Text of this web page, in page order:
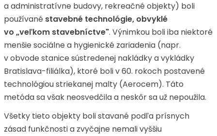
a administratívne budovy, rekreačné objekty) boli
používané stavebné technológie, obvyklé
vo „veľkom stavebníctve". Výnimkou boli iba niektoré
menšie sociálne a hygienické zariadenia (napr.
v obvode stanice sústredenej nakládky a vykládky
Bratislava-filiálka), ktoré boli v 60. rokoch postavené
technológiou striekanej malty (Aerocem). Táto
metóda sa však neosvedčila a neskôr sa už nepoužila.
Všetky tieto objekty boli stavané podľa prísnych
zásad funkčnosti a zvyčajne nemali vyššiu